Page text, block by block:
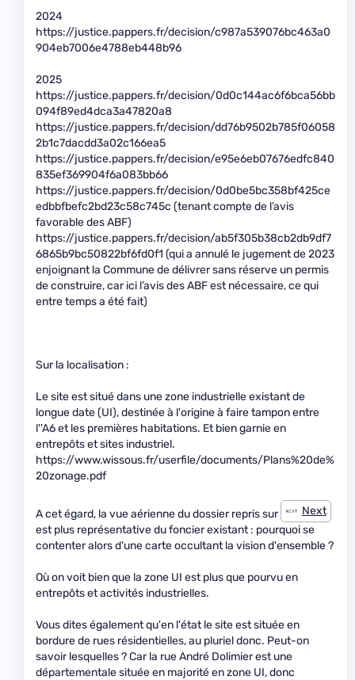
2024
https://justice.pappers.fr/decision/c987a539076bc463a0
904eb7006e4788eb448b96
2025
https://justice.pappers.fr/decision/0d0c144ac6f6bca56bb
094f89ed4dca3a47820a8
https://justice.pappers.fr/decision/dd76b9502b785f06058
2b1c7dacdd3a02c166ea5
https://justice.pappers.fr/decision/e95e6eb07676edfc840
835ef369904f6a083bb66
https://justice.pappers.fr/decision/0d0be5bc358bf425ce
edbbfbefc2bd23c58c745c (tenant compte de l’avis
favorable des ABF)
https://justice.pappers.fr/decision/ab5f305b38cb2db9df7
6865b9bc50822bf6fd0f1 (qui a annulé le jugement de 2023
enjoignant la Commune de délivrer sans réserve un permis
de construire, car ici l’avis des ABF est nécessaire, ce qui
entre temps a été fait)
Sur la localisation :
Le site est situé dans une zone industrielle existant de
longue date (UI), destinée à l'origine à faire tampon entre
l''A6 et les premières habitations. Et bien garnie en
entrepôts et sites industriel.
https://www.wissous.fr/userfile/documents/Plans%20de%
20zonage.pdf
A cet égard, la vue aérienne du dossier repris sur
Next
est plus représentative du foncier existant : pourquoi se
contenter alors d'une carte occultant la vision d'ensemble ?
Où on voit bien que la zone UI est plus que pourvu en
entrepôts et activités industrielles.
Vous dites également qu'en l'état le site est située en
bordure de rues résidentielles, au pluriel donc. Peut-on
savoir lesquelles ? Car la rue André Dolimier est une
départementale située en majorité en zone UI, donc